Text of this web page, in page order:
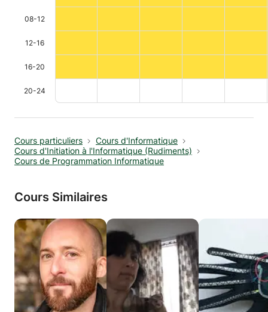
08-12
12-16
16-20
20-24
Cours particuliers
Cours d'Informatique
Cours d'Initiation à l'Informatique (Rudiments)
Cours de Programmation Informatique
Cours Similaires